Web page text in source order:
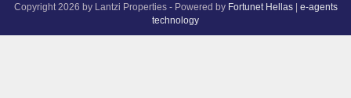
Copyright 2026 by Lantzi Properties - Powered by Fortunet Hellas| e-agents
technology